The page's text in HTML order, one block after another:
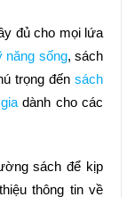
đủ cho mọi lứa
năng sống, sách
trọng đến sách
dành cho các
sách để kịp
thông tin về